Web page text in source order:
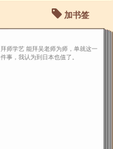
加书签
拜师学艺 能拜吴老师为师，单就这一
件事，我认为到日本也值了。